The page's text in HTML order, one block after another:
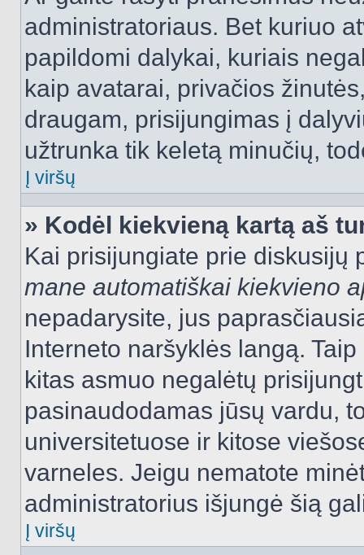
administratoriaus. Bet kuriuo
papildomi dalykai, kuriais
kaip avatarai, privačios
draugam, prisijungimas į
užtrunka tik keletą minučių,
Į viršų
» Kodėl kiekvieną kartą aš
Kai prisijungiate prie diskusijų
mane automatiškai kiekvieno
nepadarysite, jus
Interneto naršyklės langą.
kitas asmuo negalėtų
pasinaudodamas jūsų vardu,
universitetuose ir kitose
varneles. Jeigu nematote
administratorius išjungė šią
Į viršų